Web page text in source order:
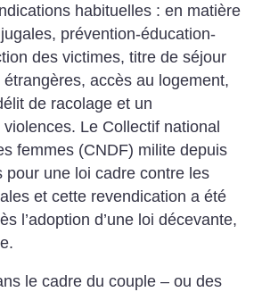
habituelles : en matière
prévention-éducation-
des victimes, titre de séjour
accès au logement,
de racolage et un
Le Collectif national
femmes (CNDF) milite depuis
pour une loi cadre contre les
et cette revendication a été
l’adoption d’une loi décevante,
le cadre du couple – ou des